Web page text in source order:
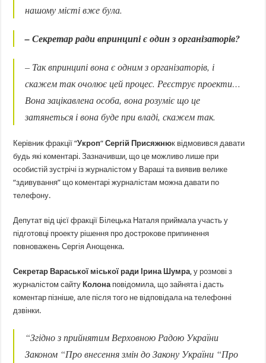
нашому місті вже була.
– Секретар ради впринципі є один з організаторів?
– Так впринципі вона є одним з організаторів, і
скажем так очолює цей процес. Реєструє проекти…
Вона зацікавлена особа, вона розуміє що це
затянеться і вона буде при владі, скажем так.
Керівник фракції “Укроп“ Сергій Присяжнюк відмовився давати
будь які коментарі. Зазначивши, що це можливо лише при
особистій зустрічі із журналістом у Вараші та виявив велике
“здивування” що коментарі журналістам можна давати по
телефону.
Депутат від цієї фракції Білецька Наталя приймала участь у
підготовці проекту рішення про дострокове припинення
повноважень Сергія Анощенка.
Секретар Вараської міської ради Ірина Шумра , у розмові з
журналістом сайту Колона повідомила, що зайнята і дасть
коментар пізніше, але після того не відповідала на телефонні
дзвінки.
“Згідно з прийнятим Верховною Радою України
Законом “Про внесення змін до Закону України “Про